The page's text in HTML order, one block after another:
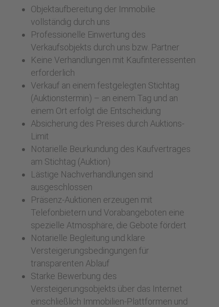
Objektaufbereitung der Immobilie
vollständig durch uns
Professionelle Einwertung des
Verkaufsobjekts durch uns bzw. Partner
Keine Verhandlungen mit Kaufinteressenten
erforderlich
Verkauf an einem festgelegten Stichtag
(Auktionstermin) – an einem Tag und an
einem Ort erfolgt die Entscheidung
Absicherung des Preises durch Auktions-
Limit
Notarielle Beurkundung des Kaufvertrages
am Stichtag (Auktion)
Lästige Nachverhandlungen sind
ausgeschlossen
Präsenz-Auktionen erzeugen mit
Telefonbietern und Vorabangeboten eine
spezielle Atmosphäre, die Gebote fördert
Notarielle Begleitung und klare
Versteigerungsbedingungen für
transparenten Ablauf
Starke Bewerbung des
Versteigerungsobjekts über das Internet
einschließlich Immobilien-Plattformen und